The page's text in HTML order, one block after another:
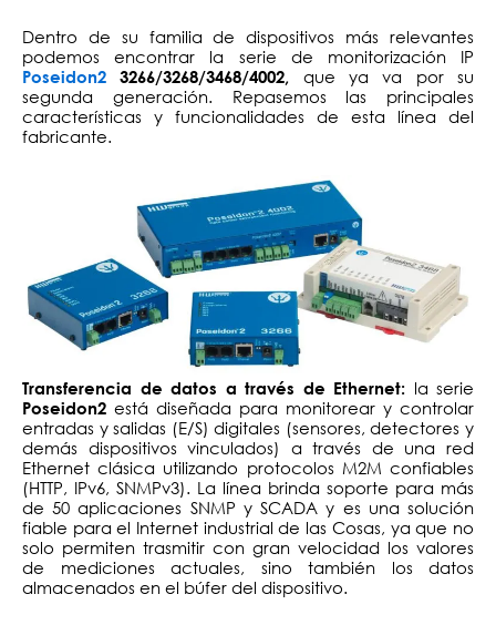
Dentro de su familia de dispositivos más relevantes
podemos encontrar la serie de monitorización IP
Poseidon2 3266/3268/3468/4002,
que ya va por su
segunda generación. Repasemos las principales
características y funcionalidades de esta línea del
fabricante.
Transferencia de datos a través de Ethernet: la serie
Poseidon2 está diseñada para monitorear y controlar
entradas y salidas (E/S) digitales (sensores, detectores y
demás dispositivos vinculados) a través de una red
Ethernet clásica utilizando protocolos M2M confiables
(HTTP, IPv6, SNMPv3). La línea brinda soporte para más
de 50 aplicaciones SNMP y SCADA y es una solución
fiable para el Internet industrial de las Cosas, ya que no
solo permiten trasmitir con gran velocidad los valores
de mediciones actuales, sino también los datos
almacenados en el búfer del dispositivo.